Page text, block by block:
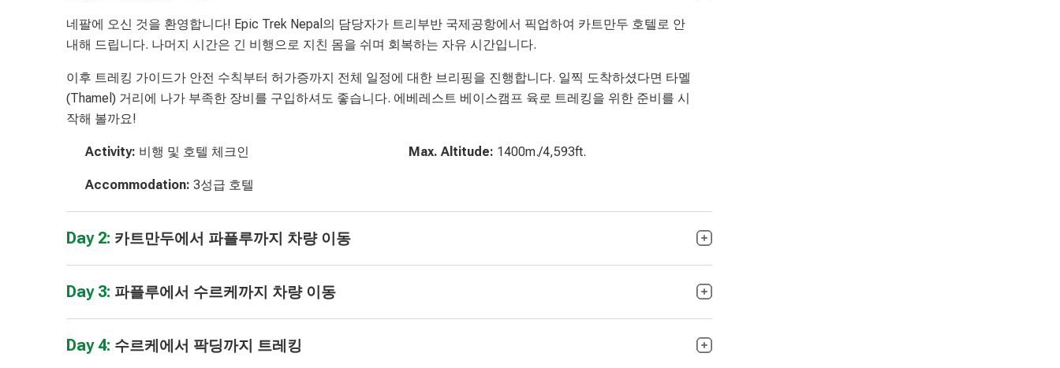
네팔에 오신 것을 환영합니다! Epic Trek Nepal의 담당자가 트리부반 국제공항에서 픽업하여 카트만두 호텔로 안
내해 드립니다. 나머지 시간은 긴 비행으로 지친 몸을 쉬며 회복하는 자유 시간입니다.
이후 트레킹 가이드가 안전 수칙부터 허가증까지 전체 일정에 대한 브리핑을 진행합니다. 일찍 도착하셨다면 타멜
(Thamel) 거리에 나가 부족한 장비를 구입하셔도 좋습니다. 에베레스트 베이스캠프 육로 트레킹을 위한 준비를 시
작해 볼까요!
Activity: 비행 및 호텔 체크인 Max. Altitude: 1400m./4,593ft.
Accommodation: 3성급 호텔
Day 2: 카트만두에서 파플루까지 차량 이동
Day 3: 파플루에서 수르케까지 차량 이동
Day 4: 수르케에서 팍딩까지 트레킹